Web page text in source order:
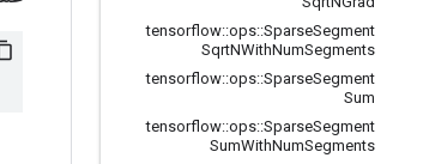
tensorflow::ops::SparseSegment
SqrtNWithNumSegments
tensorflow::ops::SparseSegment
Sum
tensorflow::ops::SparseSegment
SumWithNumSegments